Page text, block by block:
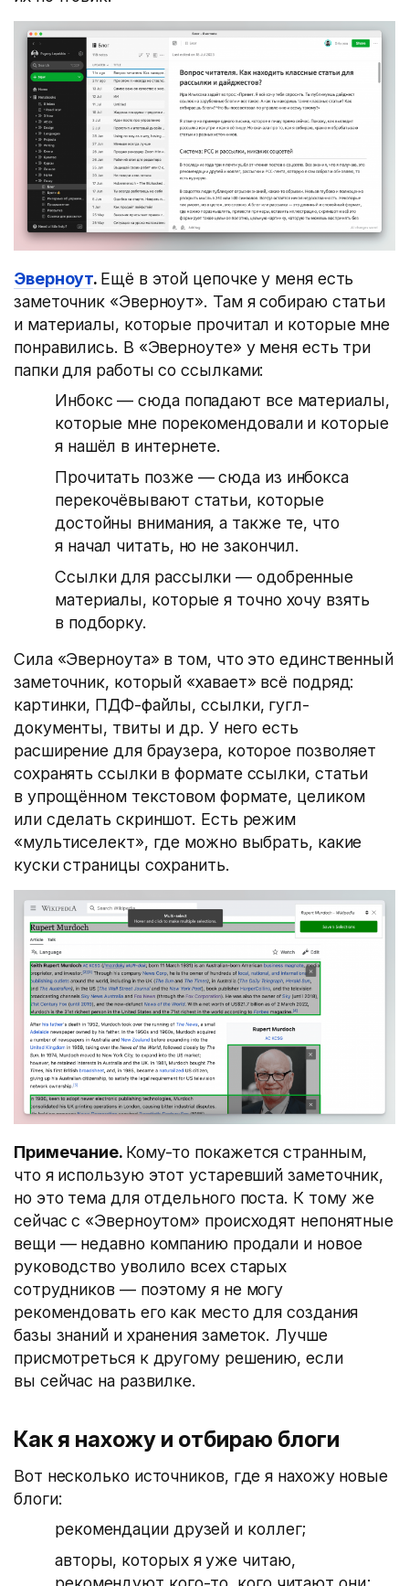
Эверноут. Ещё в этой цепочке у меня есть
заметочник «Эверноут». Там я собираю статьи
и материалы, которые прочитал и которые мне
понравились. В «Эверноуте» у меня есть три
папки для работы со ссылками:
Инбокс — сюда попадают все материалы,
которые мне порекомендовали и которые
я нашёл в интернете.
Прочитать позже — сюда из инбокса
перекочёвывают статьи, которые
достойны внимания, а также те, что
я начал читать, но не закончил.
Ссылки для рассылки — одобренные
материалы, которые я точно хочу взять
в подборку.
Сила «Эверноута» в том, что это единственный
заметочник, который «хавает» всё подряд:
картинки, ПДФ-файлы, ссылки, гугл-
документы, твиты и др. У него есть
расширение для браузера, которое позволяет
сохранять ссылки в формате ссылки, статьи
в упрощённом текстовом формате, целиком
или сделать скриншот. Есть режим
«мультиселект», где можно выбрать, какие
куски страницы сохранить.
Примечание. Кому-то покажется странным,
что я использую этот устаревший заметочник,
но это тема для отдельного поста. К тому же
сейчас с «Эверноутом» происходят непонятные
вещи — недавно компанию продали и новое
руководство уволило всех старых
сотрудников — поэтому я не могу
рекомендовать его как место для создания
базы знаний и хранения заметок. Лучше
присмотреться к другому решению, если
вы сейчас на развилке.
Как я нахожу и отбираю блоги
Вот несколько источников, где я нахожу новые
блоги:
рекомендации друзей и коллег;
авторы, которых я уже читаю,